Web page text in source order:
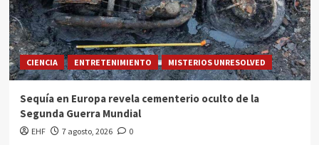
CIENCIA ENTRETENIMIENTO MISTERIOS UNRESOLVED
Sequía en Europa revela cementerio oculto de la
Segunda Guerra Mundial
EHF 7 agosto, 2026 0